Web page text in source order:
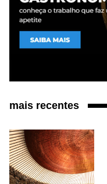
mais recentes